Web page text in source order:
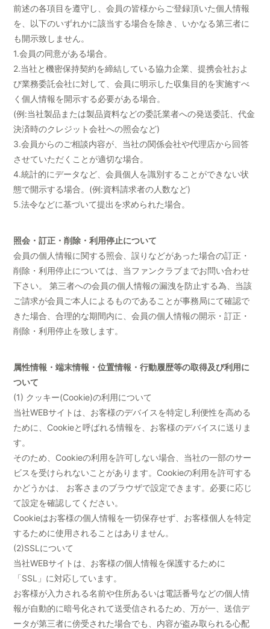
前述の各項目を遵守し、会員の皆様からご登録頂いた個人情報
を、以下のいずれかに該当する場合を除き、いかなる第三者に
も開示致しません。
1.会員の同意がある場合。
2.当社と機密保持契約を締結している協力企業、提携会社およ
び業務委託会社に対して、会員に明示した収集目的を実施すべ
く個人情報を開示する必要がある場合。
(例:当社製品または製品資料などの委託業者への発送委託、代金
決済時のクレジット会社への照会など)
3.会員からのご相談内容が、当社の関係会社や代理店から回答
させていただくことが適切な場合。
4.統計的にデータなど、会員個人を識別することができない状
態で開示する場合。(例:資料請求者の人数など)
5.法令などに基づいて提出を求められた場合。
照会・訂正・削除・利用停止について
会員の個人情報に関する照会、誤りなどがあった場合の訂正・
削除・利用停止については、当ファンクラブまでお問い合わせ
下さい。 第三者への会員の個人情報の漏洩を防止する為、当該
ご請求が会員ご本人によるものであることが事務局にて確認で
きた場合、合理的な期間内に、会員の個人情報の開示・訂正・
削除・利用停止を致します。
属性情報・端末情報・位置情報・行動履歴等の取得及び利用に
ついて
(1) クッキー(Cookie)の利用について
当社WEBサイトは、お客様のデバイスを特定し利便性を高める
ために、Cookieと呼ばれる情報を、お客様のデバイスに送りま
す。
そのため、Cookieの利用を許可しない場合、当社の一部のサー
ビスを受けられないことがあります。Cookieの利用を許可する
かどうかは、 お客さまのブラウザで設定できます。必要に応じ
て設定を確認してください。
Cookieはお客様の個人情報を一切保存せず、お客様個人を特定
するために使用されることはありません。
(2)SSLについて
当社WEBサイトは、お客様の個人情報を保護するために
「SSL」に対応しています。
お客様が入力される名前や住所あるいは電話番号などの個人情
報が自動的に暗号化されて送受信されるため、万が一、送信デ
ータが第三者に傍受された場合でも、内容が盗み取られる心配